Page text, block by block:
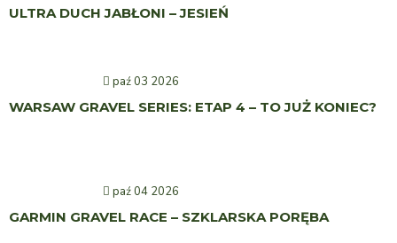
ULTRA DUCH JABŁONI – JESIEŃ
paź 03 2026
WARSAW GRAVEL SERIES: ETAP 4 – TO JUŻ KONIEC?
paź 04 2026
GARMIN GRAVEL RACE – SZKLARSKA PORĘBA